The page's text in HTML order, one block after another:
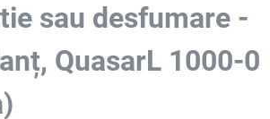
sau desfumare -
QuasarL 1000-0